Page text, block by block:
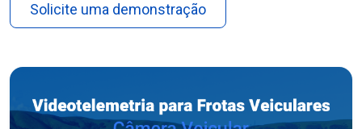
Solicite uma demonstração